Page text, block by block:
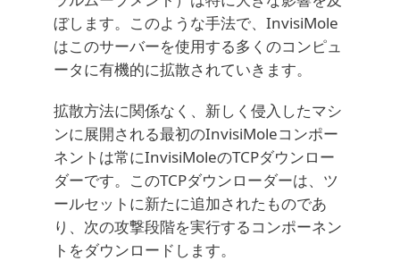
ぼします。このような手法で、InvisiMole
はこのサーバーを使用する多くのコンピュ
ータに有機的に拡散されていきます。
拡散方法に関係なく、新しく侵入したマシ
ンに展開される最初のInvisiMoleコンポー
ネントは常にInvisiMoleのTCPダウンロー
ダーです。このTCPダウンローダーは、ツ
ールセットに新たに追加されたものであ
り、次の攻撃段階を実行するコンポーネン
トをダウンロードします。